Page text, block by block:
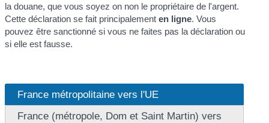
la douane, que vous soyez on non le propriétaire de l'argent.
Cette déclaration se fait principalementen ligne. Vous
pouvez être sanctionné si vous ne faites pas la déclaration ou
si elle est fausse.
France métropolitaine vers l'UE
France (métropole, Dom et Saint Martin) vers